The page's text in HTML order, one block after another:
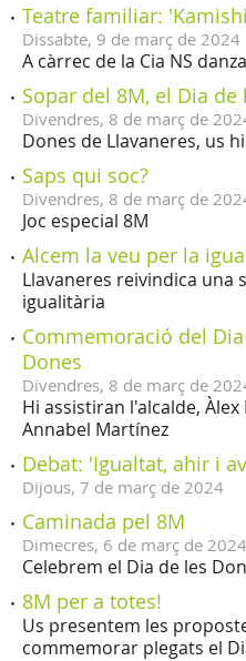
Teatre familiar:
Dissabte, 9 de març de 2024
A càrrec de la Cia NS danza
Sopar del 8M, el Dia de
Divendres, 8 de març de
Dones de Llavaneres, us
Saps qui soc?
Divendres, 8 de març de
Joc especial 8M
Alcem la veu per la
Llavaneres reivindica una
igualitària
Commemoració del
Dones
Divendres, 8 de març de
Hi assistiran l'alcalde,
Annabel Martínez
Debat: 'Igualtat, ahir i
Dijous, 7 de març de 2024
Caminada pel 8M
Dimecres, 6 de març de 2024
Celebrem el Dia de les
8M per a totes!
Us presentem les
commemorar plegats el